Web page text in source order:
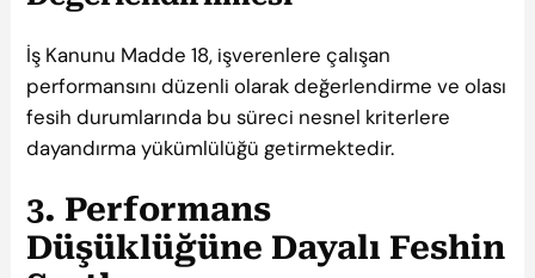
İş Kanunu Madde 18, işverenlere çalışan
performansını düzenli olarak değerlendirme ve olası
fesih durumlarında bu süreci nesnel kriterlere
dayandırma yükümlülüğü getirmektedir.
3. Performans
Düşüklüğüne Dayalı Feshin